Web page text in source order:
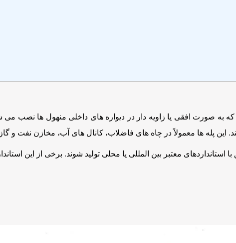
به صورت افقی یا زاویه دار در دیواره های داخلی منهول ها نصب می
این پله ها معمولاً در چاه های فاضلاب، کانال های آب، مخازن نفت و
استانداردهای معتبر بین المللی یا محلی تولید شوند. برخی از این